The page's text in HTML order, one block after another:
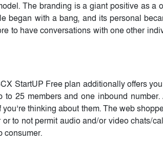
The branding is a giant positive as a
began with a bang, and its personal
to have conversations with one other
StartUP Free plan additionally offers
to 25 members and one inbound
thinking about them. The web
to not permit audio and/or video chats/
consumer.